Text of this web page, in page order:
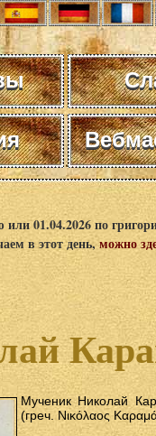
01.04.2026 по
в этот день,можно
Мученик Николай
(греч. Νικόλαος